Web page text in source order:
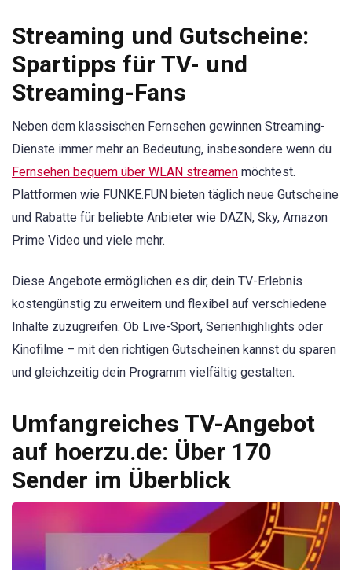
Streaming und Gutscheine:
Spartipps für TV- und
Streaming-Fans
Neben dem klassischen Fernsehen gewinnen Streaming-
Dienste immer mehr an Bedeutung, insbesondere wenn du
Fernsehen bequem über WLAN streamen möchtest.
Plattformen wie FUNKE.FUN bieten täglich neue Gutscheine
und Rabatte für beliebte Anbieter wie DAZN, Sky, Amazon
Prime Video und viele mehr.
Diese Angebote ermöglichen es dir, dein TV-Erlebnis
kostengünstig zu erweitern und flexibel auf verschiedene
Inhalte zuzugreifen. Ob Live-Sport, Serienhighlights oder
Kinofilme – mit den richtigen Gutscheinen kannst du sparen
und gleichzeitig dein Programm vielfältig gestalten.
Umfangreiches TV-Angebot
auf hoerzu.de: Über 170
Sender im Überblick